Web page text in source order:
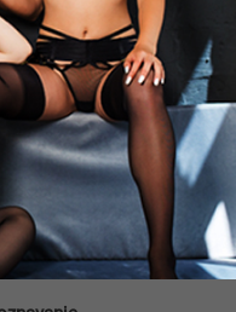
Srbiji
drugom devojkom
ili želi da pronađe
i događaje, trebalo
na Xlist.rs. Ovde je
traže isto kao i vi.
mogu se